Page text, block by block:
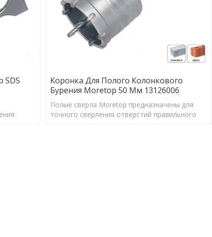
Коронка Для Полого Колонкового
Бурения Moretop 50 Мм 13126006
Полые сверла Moretop предназначены для
точного сверления отверстий правильного